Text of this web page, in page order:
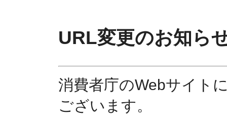
URL変更のお知ら
消費者庁のWebサイト
ございます。